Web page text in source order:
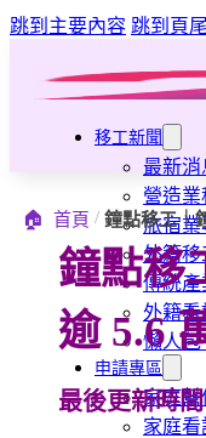
跳到主要內容 跳到頁尾
移工新聞
最新消
營造業
旅宿業
外籍移
傳統產
外籍看
懶人包
申請專區
家庭幫
家庭看
🏠 首頁 / 鐘點移工｜
鐘點移
逾 5.6
最後更新時